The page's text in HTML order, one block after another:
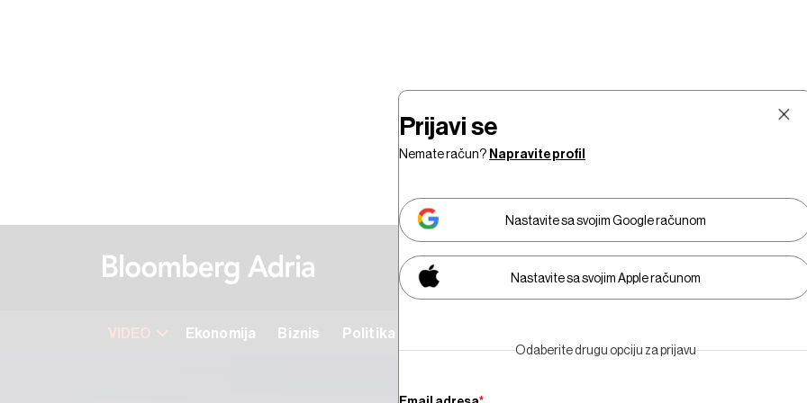
VIDEO Ekonomija Biznis Politika
Prijavi se
Nemate račun? Napravite profil
Nastavite sa svojim Google računom
Nastavite sa svojim Apple računom
Odaberite drugu opciju za prijavu